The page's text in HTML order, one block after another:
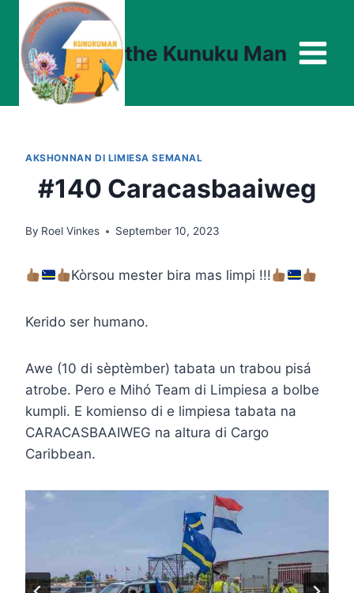
content
the Kunuku Man
AKSHONNAN DI LIMIESA SEMANAL
#140 Caracasbaaiweg
By Roel Vinkes September 10, 2023
Kòrsou mester bira mas limpi !!!
Kerido ser humano.
Awe (10 di sèptèmber) tabata un trabou pisá
atrobe. Pero e Mihó Team di Limpiesa a bolbe
kumpli. E komienso di e limpiesa tabata na
CARACASBAAIWEG na altura di Cargo
Caribbean.